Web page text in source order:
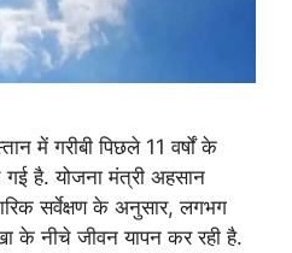
में गरीबी पिछले 11 वर्षों के
है. योजना मंत्री अहसान
सर्वेक्षण के अनुसार, लगभग
के नीचे जीवन यापन कर रही है.